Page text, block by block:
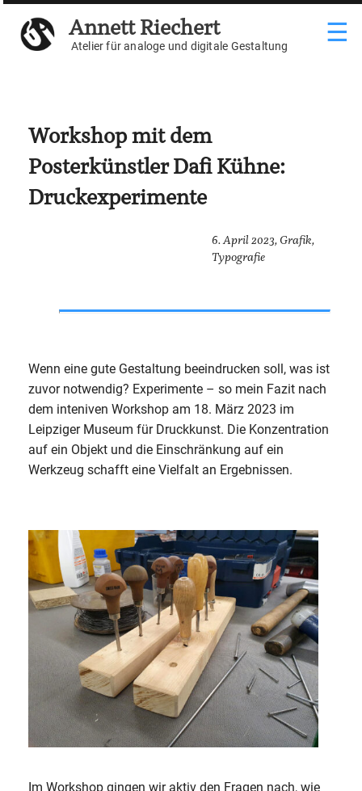
Weiter
zum
Inhalt
Annett Riechert
Atelier für analoge und digitale Gestaltung ☰
Workshop mit dem
Posterkünstler Dafi Kühne:
Druckexperimente
6. April 2023,Grafik,
Typografie
Wenn eine gute Gestaltung beeindrucken soll, was ist
zuvor notwendig? Experimente – so mein Fazit nach
dem inteniven Workshop am 18. März 2023 im
Leipziger Museum für Druckkunst. Die Konzentration
auf ein Objekt und die Einschränkung auf ein
Werkzeug schafft eine Vielfalt an Ergebnissen.
Im Workshop gingen wir aktiv den Fragen nach, wie